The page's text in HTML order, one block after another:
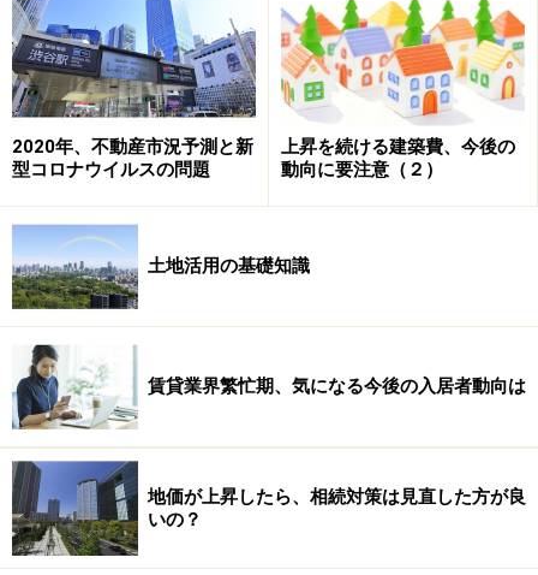
物件を所有される大家さんからのものです。
賃貸経営の相談の多くは築10年以降から始まります。こ
れは空室や家賃滞納、補修やリフォームの必要性など
が、老朽化の進行とともに増えてくるためです。その意
味でも、賃貸経営とは建物の老朽化との戦いであるとい
問題が起きてしまった場合は原因を追究し、一つ一つ潰
に起きる前に未然に防止することです。それによって初
めて健全な経営が可能になり、利回りや税制上の特典と
いった賃貸経営のメリットが活きてくるのです。
幸せな老後のキーワードは、「健康で長生き」です。健
康と長生きの両方があってこそ幸せなのです。長生きだ
けしていても、病に苦しみ続けていたとしたら幸せな老
後とはいえません。賃貸経営も同じで、経営の途中から
2020年、不動産市況予測と新
型コロナウイルスの問題
上昇を続ける建築費、今後の
動向に要注意（２）
土地活用の基礎知識
賃貸業界繁忙期、気になる今後の入居者動向は
地価が上昇したら、相続対策は見直した方が良
いの？